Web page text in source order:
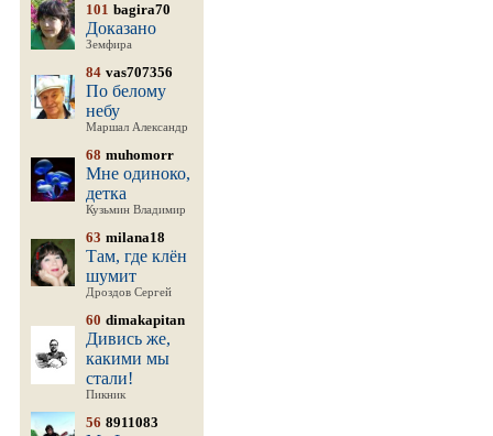
101 bagira70
Доказано
Земфира
84 vas707356
По белому
небу
Маршал Александр
68 muhomorr
Мне одиноко,
детка
Кузьмин Владимир
63 milana18
Там, где клён
шумит
Дроздов Сергей
60 dimakapitan
Дивись же,
какими мы
стали!
Пикник
56 8911083